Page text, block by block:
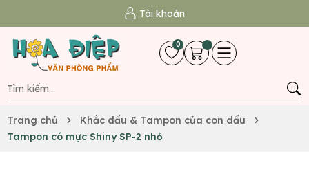
Tài khoản
0
Trang chủ
Khắc dấu & Tampon của con dấu
Tampon có mực Shiny SP-2 nhỏ